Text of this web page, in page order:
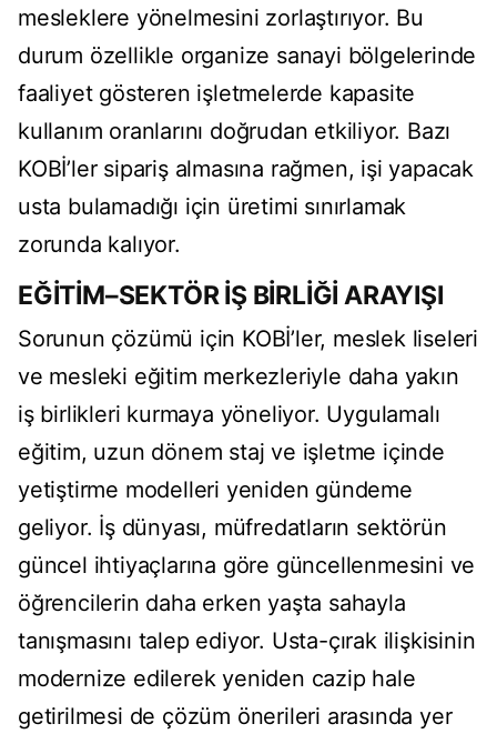
mesleklere yönelmesini zorlaştırıyor. Bu
durum özellikle organize sanayi bölgelerinde
faaliyet gösteren işletmelerde kapasite
kullanım oranlarını doğrudan etkiliyor. Bazı
KOBİ’ler sipariş almasına rağmen, işi yapacak
usta bulamadığı için üretimi sınırlamak
zorunda kalıyor.
EĞİTİM–SEKTÖR İŞ BİRLİĞİ ARAYIŞI
Sorunun çözümü için KOBİ’ler, meslek liseleri
ve mesleki eğitim merkezleriyle daha yakın
iş birlikleri kurmaya yöneliyor. Uygulamalı
eğitim, uzun dönem staj ve işletme içinde
yetiştirme modelleri yeniden gündeme
geliyor. İş dünyası, müfredatların sektörün
güncel ihtiyaçlarına göre güncellenmesini ve
öğrencilerin daha erken yaşta sahayla
tanışmasını talep ediyor. Usta-çırak ilişkisinin
modernize edilerek yeniden cazip hale
getirilmesi de çözüm önerileri arasında yer